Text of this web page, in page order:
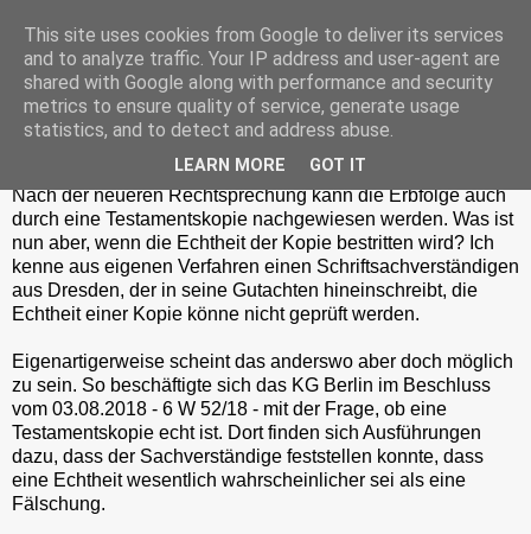
Freitag, 16. November 2018
Echtheit einer Testamentskopie
Nach der neueren Rechtsprechung kann die Erbfolge auch
durch eine Testamentskopie nachgewiesen werden. Was ist
nun aber, wenn die Echtheit der Kopie bestritten wird? Ich
kenne aus eigenen Verfahren einen Schriftsachverständigen
aus Dresden, der in seine Gutachten hineinschreibt, die
Echtheit einer Kopie könne nicht geprüft werden.
Eigenartigerweise scheint das anderswo aber doch möglich
zu sein. So beschäftigte sich das KG Berlin im Beschluss
vom 03.08.2018 - 6 W 52/18 - mit der Frage, ob eine
Testamentskopie echt ist. Dort finden sich Ausführungen
dazu, dass der Sachverständige feststellen konnte, dass
eine Echtheit wesentlich wahrscheinlicher sei als eine
Fälschung.
This site uses cookies from Google to deliver its services
and to analyze traffic. Your IP address and user-agent are
shared with Google along with performance and security
metrics to ensure quality of service, generate usage
statistics, and to detect and address abuse.
LEARN MORE GOT IT